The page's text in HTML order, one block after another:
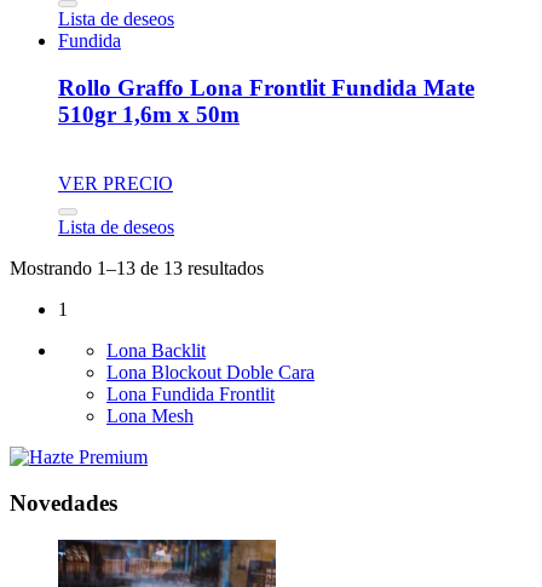
Lista de deseos
Fundida
Rollo Graffo Lona Frontlit Fundida Mate
510gr 1,6m x 50m
VER PRECIO
Lista de deseos
Mostrando 1–13 de 13 resultados
1
Lona Backlit
Lona Blockout Doble Cara
Lona Fundida Frontlit
Lona Mesh
Novedades